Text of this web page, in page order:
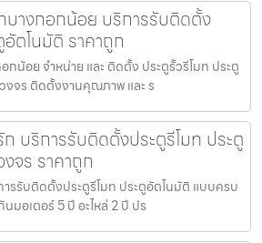
บางกอกน้อย บริการรับติดตั้ง
ตโนมัติ ราคาถูก
น้อย จำหน่าย และ ติดตั้ง ประตูรั้วรีโมท ประตู
จร ติดตั้งงานคุณภาพ และ ร
บริการรับติดตั้งประตูรีโมท ประตู
จร ราคาถูก
รรับติดตั้งประตูรีโมท ประตูอัตโนมัติ แบบครบ
มอเตอร์ 5 ปี อะไหล่ 2 ปี ปร